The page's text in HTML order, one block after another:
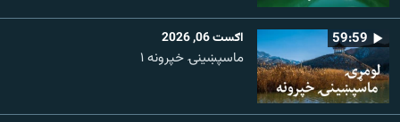
59:59 اګست 06, 2026
ماسپښينۍ خپرونه ۱